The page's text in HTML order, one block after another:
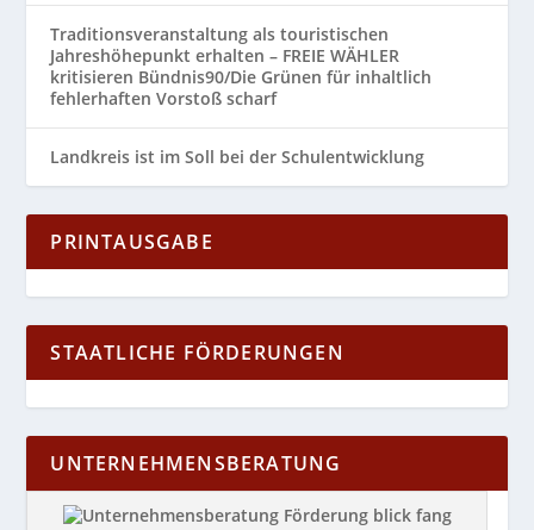
Traditionsveranstaltung als touristischen
Jahreshöhepunkt erhalten – FREIE WÄHLER
kritisieren Bündnis90/Die Grünen für inhaltlich
fehlerhaften Vorstoß scharf
Landkreis ist im Soll bei der Schulentwicklung
PRINTAUSGABE
STAATLICHE FÖRDERUNGEN
UNTERNEHMENSBERATUNG